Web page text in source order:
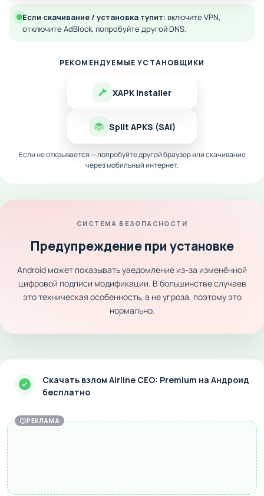
Если скачивание / установка тупит: включите VPN,
отключите AdBlock, попробуйте другой DNS.
РЕКОМЕНДУЕМЫЕ УСТАНОВЩИКИ
XAPK Installer
Split APKS (SAI)
Если не открывается — попробуйте другой браузер или скачивание
через мобильный интернет.
СИСТЕМА БЕЗОПАСНОСТИ
Предупреждение при установке
Android может показывать уведомление из-за изменённой
цифровой подписи модификации. В большинстве случаев
это техническая особенность, а не угроза, поэтому это
нормально.
Скачать взлом Airline CEO: Premium на Андроид
бесплатно
РЕКЛАМА